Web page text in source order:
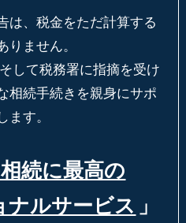
は、税金をただ計算する
りません。
して税務署に指摘を受け
相続手続きを親身にサポ
ます。
続に最高の
ナルサービス 」